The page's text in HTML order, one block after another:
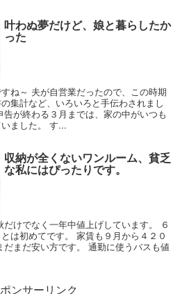
叶わぬ夢だけど、娘と暮らしたか
った
ね～ 夫が自営業だったので、この時期
集計など、いろいろと手伝わされまし
が終わる３月までは、家の中がいつも
ました。 す...
収納が全くないワンルーム、貧乏
な私にはぴったりです。
けでなく一年中値上げしています。 ６
は初めてです。 家賃も９月から４２０
だまだ安い方です。 通勤に使うバスも値
ンサーリンク